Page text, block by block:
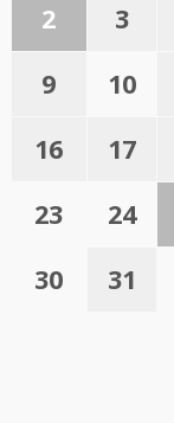
2
3
9
10
16
17
23
24
30
31